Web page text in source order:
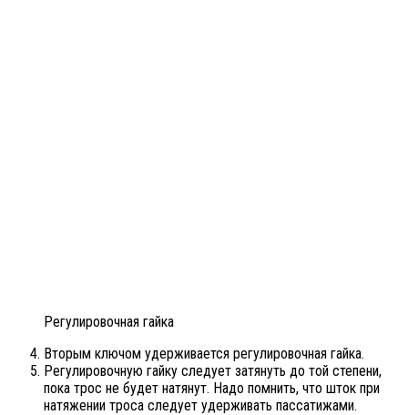
Регулировочная гайка
Вторым ключом удерживается регулировочная гайка.
Регулировочную гайку следует затянуть до той степени,
пока трос не будет натянут. Надо помнить, что шток при
натяжении троса следует удерживать пассатижами.